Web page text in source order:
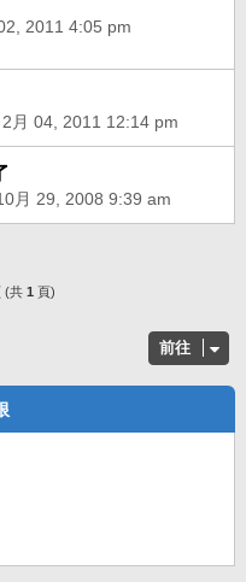
2011 4:05 pm
月 04, 2011 12:14 pm
月 29, 2008 9:39 am
(共 1 頁)
前往